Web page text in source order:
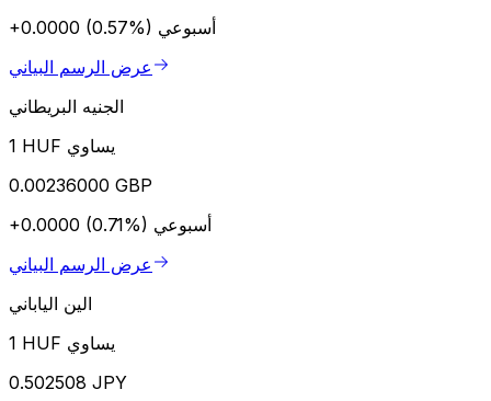
+0.0000 (0.57%) أسبوعي
عرض الرسم البياني
الجنيه البريطاني
1 HUF يساوي
0.00236000 GBP
+0.0000 (0.71%) أسبوعي
عرض الرسم البياني
الين الياباني
1 HUF يساوي
0.502508 JPY